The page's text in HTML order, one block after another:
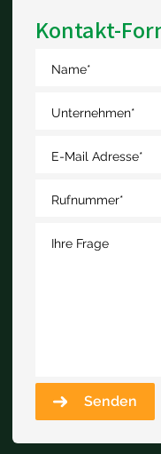
Kontakt-
Name*
Unternehmen*
E-Mail Adresse*
Rufnummer*
Ihre Frage
Senden